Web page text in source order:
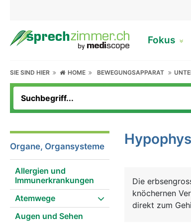
Fokus
SIE SIND HIER HOME BEWEGUNGSAPPARAT
Organe, Organsysteme
Allergien und
Immunerkrankungen
Atemwege
Augen und Sehen
Die
knöchernen
direkt zum